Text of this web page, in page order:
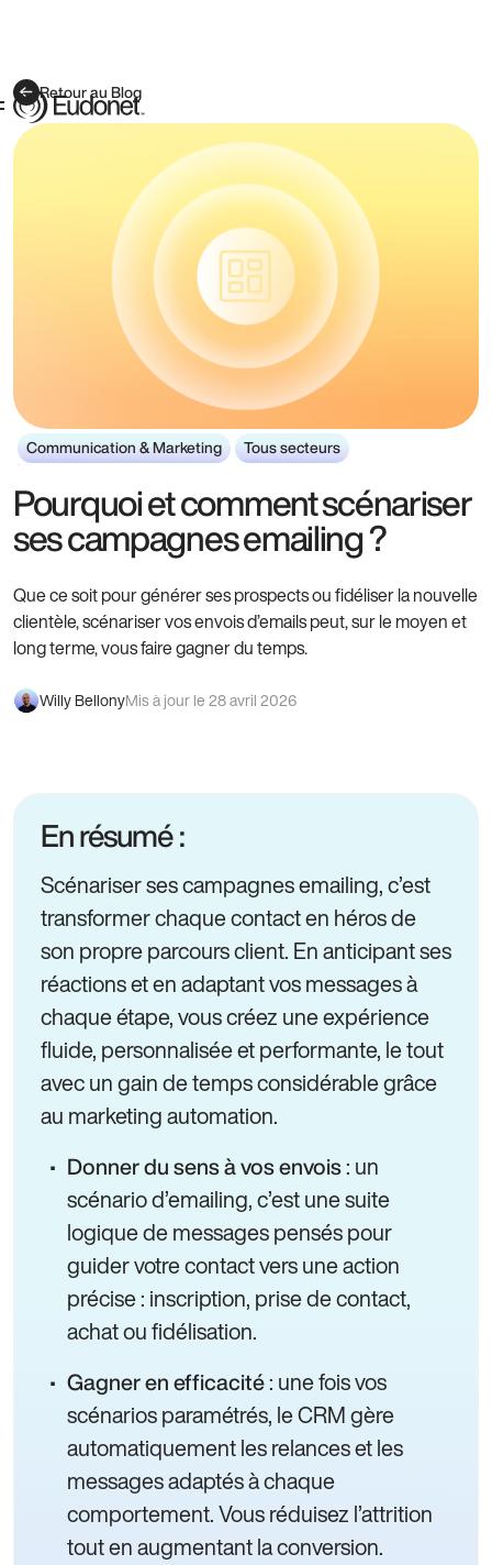
Retour au Blog
Communication & Marketing Tous secteurs
Pourquoi et comment scénariser
ses campagnes emailing ?
Que ce soit pour générer ses prospects ou fidéliser la nouvelle
clientèle, scénariser vos envois d’emails peut, sur le moyen et
long terme, vous faire gagner du temps.
Willy BellonyMis à jour le 28 avril 2026
En résumé :
Scénariser ses campagnes emailing, c’est
transformer chaque contact en héros de
son propre parcours client. En anticipant ses
réactions et en adaptant vos messages à
chaque étape, vous créez une expérience
fluide, personnalisée et performante, le tout
avec un gain de temps considérable grâce
au marketing automation.
Donner du sens à vos envois: un
scénario d’emailing, c’est une suite
logique de messages pensés pour
guider votre contact vers une action
précise : inscription, prise de contact,
achat ou fidélisation.
Gagner en efficacité: une fois vos
scénarios paramétrés, le CRM gère
automatiquement les relances et les
messages adaptés à chaque
comportement. Vous réduisez l’attrition
tout en augmentant la conversion.